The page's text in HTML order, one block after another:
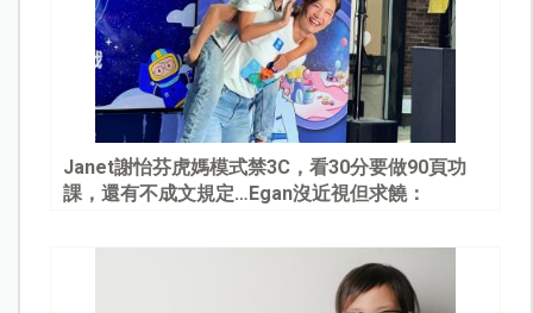
Janet謝怡芬虎媽模式禁3C，看30分要做90頁功
課，還有不成文規定…Egan沒近視但求饒：